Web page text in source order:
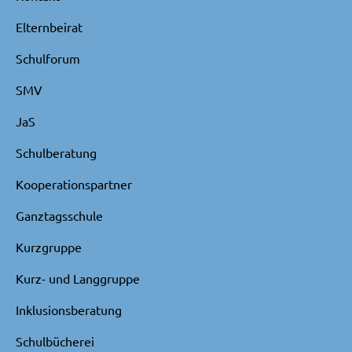
Elternbeirat
Schulforum
SMV
JaS
Schulberatung
Kooperationspartner
Ganztagsschule
Kurzgruppe
Kurz- und Langgruppe
Inklusionsberatung
Schulbücherei